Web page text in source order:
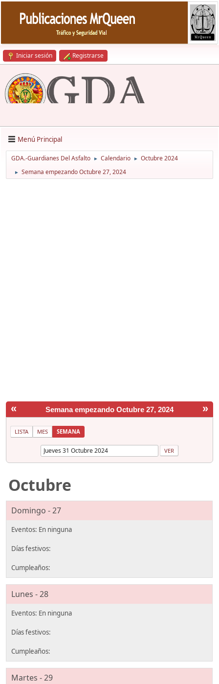
Iniciar sesión Registrarse
Menú Principal
GDA.-Guardianes Del Asfalto ► Calendario ► Octubre 2024
► Semana empezando Octubre 27, 2024
« »
Semana empezando Octubre 27, 2024
LISTA MES SEMANA
Octubre
Domingo - 27
Lunes - 28
Martes - 29